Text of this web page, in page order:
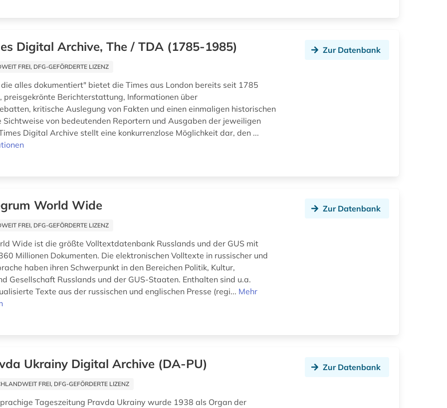
Digital Archive, The / TDA (1785-1985)
FREI, DFG-GEFÖRDERTE LIZENZ
alles dokumentiert" bietet die Times aus London bereits seit 1785
preisgekrönte Berichterstattung, Informationen über
kritische Auslegung von Fakten und einen einmaligen historischen
Sichtweise von bedeutenden Reportern und Ausgaben der jeweiligen
Digital Archive stellt eine konkurrenzlose Möglichkeit dar, den ...
Zur Datenbank
World Wide
FREI, DFG-GEFÖRDERTE LIZENZ
Wide ist die größte Volltextdatenbank Russlands und der GUS mit
Millionen Dokumenten. Die elektronischen Volltexte in russischer und
haben ihren Schwerpunkt in den Bereichen Politik, Kultur,
Gesellschaft Russlands und der GUS-Staaten. Enthalten sind u.a.
Texte aus der russischen und englischen Presse (regi... Mehr
Zur Datenbank
Ukrainy Digital Archive (DA-PU)
FREI, DFG-GEFÖRDERTE LIZENZ
Tageszeitung Pravda Ukrainy wurde 1938 als Organ der
Zur Datenbank